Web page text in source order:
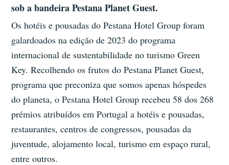
sob a bandeira Pestana Planet Guest.
Os hotéis e pousadas do Pestana Hotel Group foram
galardoados na edição de 2023 do programa
internacional de sustentabilidade no turismo Green
Key. Recolhendo os frutos do Pestana Planet Guest,
programa que preconiza que somos apenas hóspedes
do planeta, o Pestana Hotel Group recebeu 58 dos 268
prémios atribuídos em Portugal a hotéis e pousadas,
restaurantes, centros de congressos, pousadas da
juventude, alojamento local, turismo em espaço rural,
entre outros.